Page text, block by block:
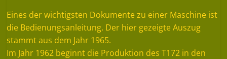
Eines der wichtigsten Dokumente zu einer Maschine ist
die Bedienungsanleitung. Der hier gezeigte Auszug
stammt aus dem Jahr 1965.
Im Jahr 1962 beginnt die Produktion des T172 in den